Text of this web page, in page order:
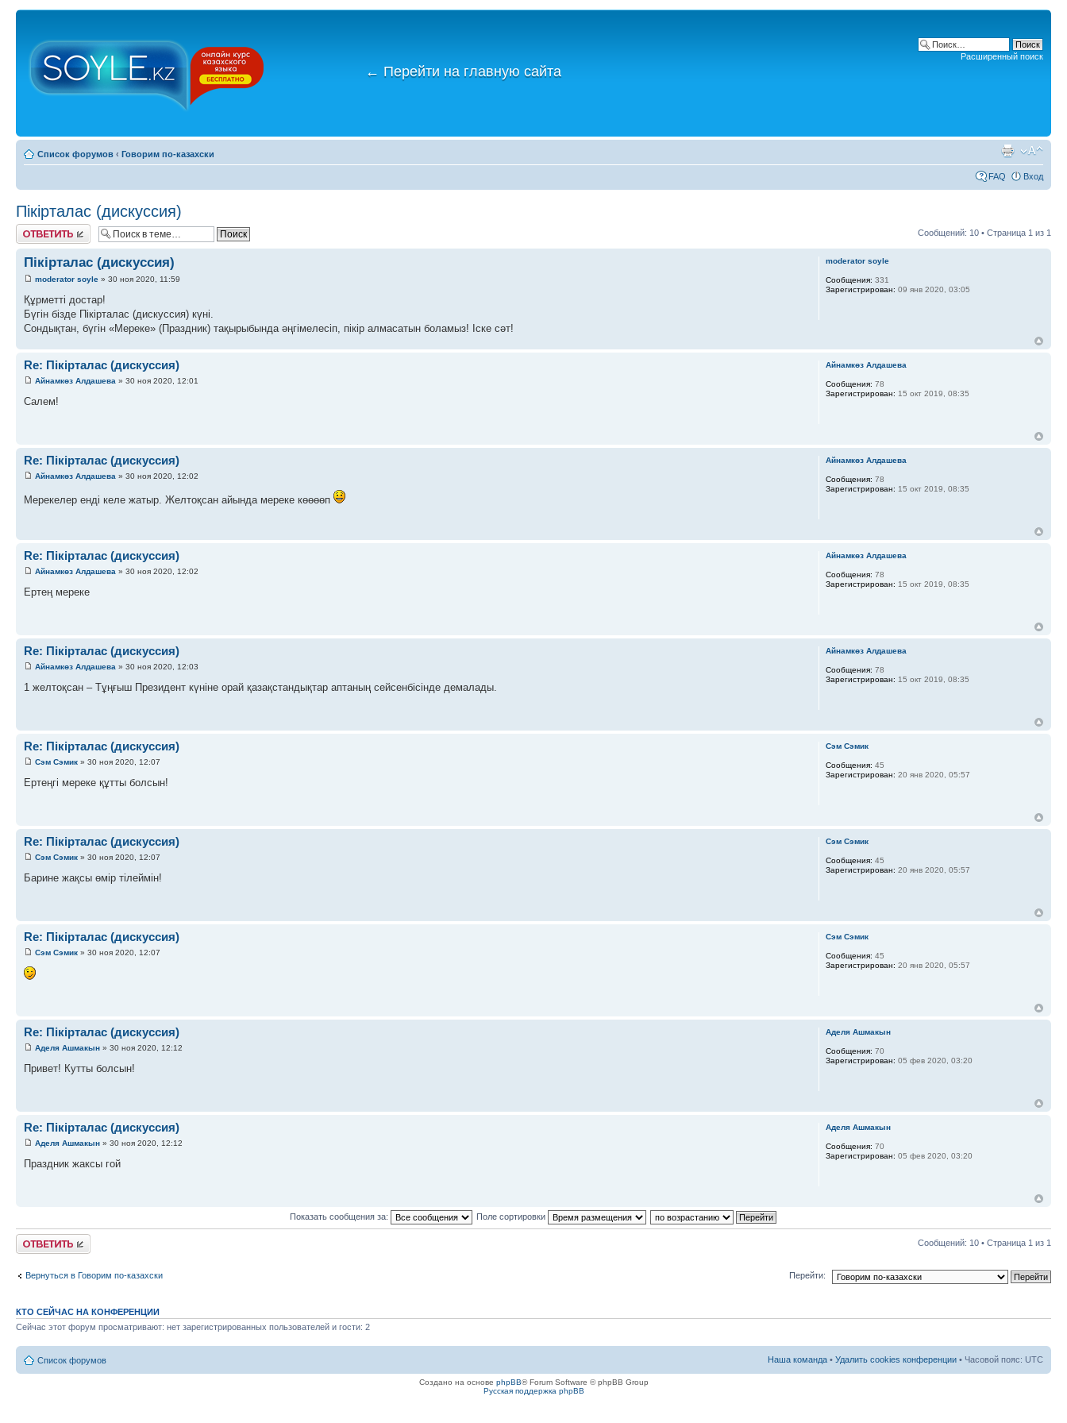
← Перейти на главную сайта
Расширенный поиск
Список форумов ‹ Говорим по-казахски
FAQ Вход
Пікірталас (дискуссия)
Ответить Сообщений: 10 • Страница 1 из 1
Пікірталас (дискуссия)
moderator soyle » 30 ноя 2020, 11:59
Құрметті достар!
Бүгін бізде Пікірталас (дискуссия) күні.
Сондықтан, бүгін «Мереке» (Праздник) тақырыбында әңгімелесіп, пікір алмасатын боламыз! Іске сәт!
moderator soyle
Сообщения: 331
Зарегистрирован: 09 янв 2020, 03:05
Re: Пікірталас (дискуссия)
Айнамкөз Алдашева » 30 ноя 2020, 12:01
Салем!
Айнамкөз Алдашева
Сообщения: 78
Зарегистрирован: 15 окт 2019, 08:35
Re: Пікірталас (дискуссия)
Айнамкөз Алдашева » 30 ноя 2020, 12:02
Мерекелер енді келе жатыр. Желтоқсан айында мереке көөөөп
Айнамкөз Алдашева
Сообщения: 78
Зарегистрирован: 15 окт 2019, 08:35
Re: Пікірталас (дискуссия)
Айнамкөз Алдашева » 30 ноя 2020, 12:02
Ертең мереке
Айнамкөз Алдашева
Сообщения: 78
Зарегистрирован: 15 окт 2019, 08:35
Re: Пікірталас (дискуссия)
Айнамкөз Алдашева » 30 ноя 2020, 12:03
1 желтоқсан – Тұңғыш Президент күніне орай қазақстандықтар аптаның сейсенбісінде демалады.
Айнамкөз Алдашева
Сообщения: 78
Зарегистрирован: 15 окт 2019, 08:35
Re: Пікірталас (дискуссия)
Сэм Сэмик » 30 ноя 2020, 12:07
Ертеңгі мереке құтты болсын!
Сэм Сэмик
Сообщения: 45
Зарегистрирован: 20 янв 2020, 05:57
Re: Пікірталас (дискуссия)
Сэм Сэмик » 30 ноя 2020, 12:07
Барине жақсы өмір тілеймін!
Сэм Сэмик
Сообщения: 45
Зарегистрирован: 20 янв 2020, 05:57
Re: Пікірталас (дискуссия)
Сэм Сэмик » 30 ноя 2020, 12:07
Сэм Сэмик
Сообщения: 45
Зарегистрирован: 20 янв 2020, 05:57
Re: Пікірталас (дискуссия)
Аделя Ашмакын » 30 ноя 2020, 12:12
Привет! Кутты болсын!
Аделя Ашмакын
Сообщения: 70
Зарегистрирован: 05 фев 2020, 03:20
Re: Пікірталас (дискуссия)
Аделя Ашмакын » 30 ноя 2020, 12:12
Праздник жаксы гой
Аделя Ашмакын
Сообщения: 70
Зарегистрирован: 05 фев 2020, 03:20
Показать сообщения за: Поле сортировки
Ответить Сообщений: 10 • Страница 1 из 1
Вернуться в Говорим по-казахски Перейти:
КТО СЕЙЧАС НА КОНФЕРЕНЦИИ
Сейчас этот форум просматривают: нет зарегистрированных пользователей и гости: 2
Список форумов Наша команда • Удалить cookies конференции • Часовой пояс: UTC
Создано на основе phpBB® Forum Software © phpBB Group
Русская поддержка phpBB